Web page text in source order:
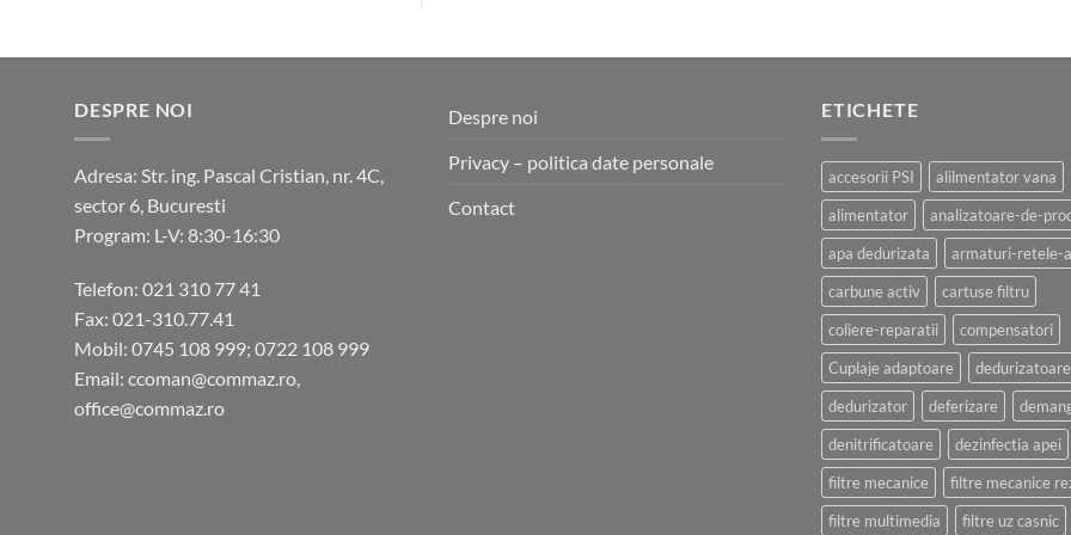
DESPRE NOI
Adresa: Str. ing. Pascal Cristian, nr. 4C,
sector 6, Bucuresti
Program: L-V: 8:30-16:30
Telefon: 021 310 77 41
Fax: 021-310.77.41
Mobil: 0745 108 999; 0722 108 999
Email: ccoman@commaz.ro,
office@commaz.ro
Despre noi
Privacy – politica date personale
Contact
ETICHETE
accesorii PSI
alilmentator vana
alimentator
analizatoare-de-
apa dedurizata
armaturi-retele-
carbune activ
cartuse filtru
coliere-reparatii
compensatori
Cuplaje adaptoare
dedurizatoare
dedurizator
deferizare
denitrificatoare
dezinfectia apei
filtre mecanice
filtre mecanice
filtre multimedia
filtre uz casnic